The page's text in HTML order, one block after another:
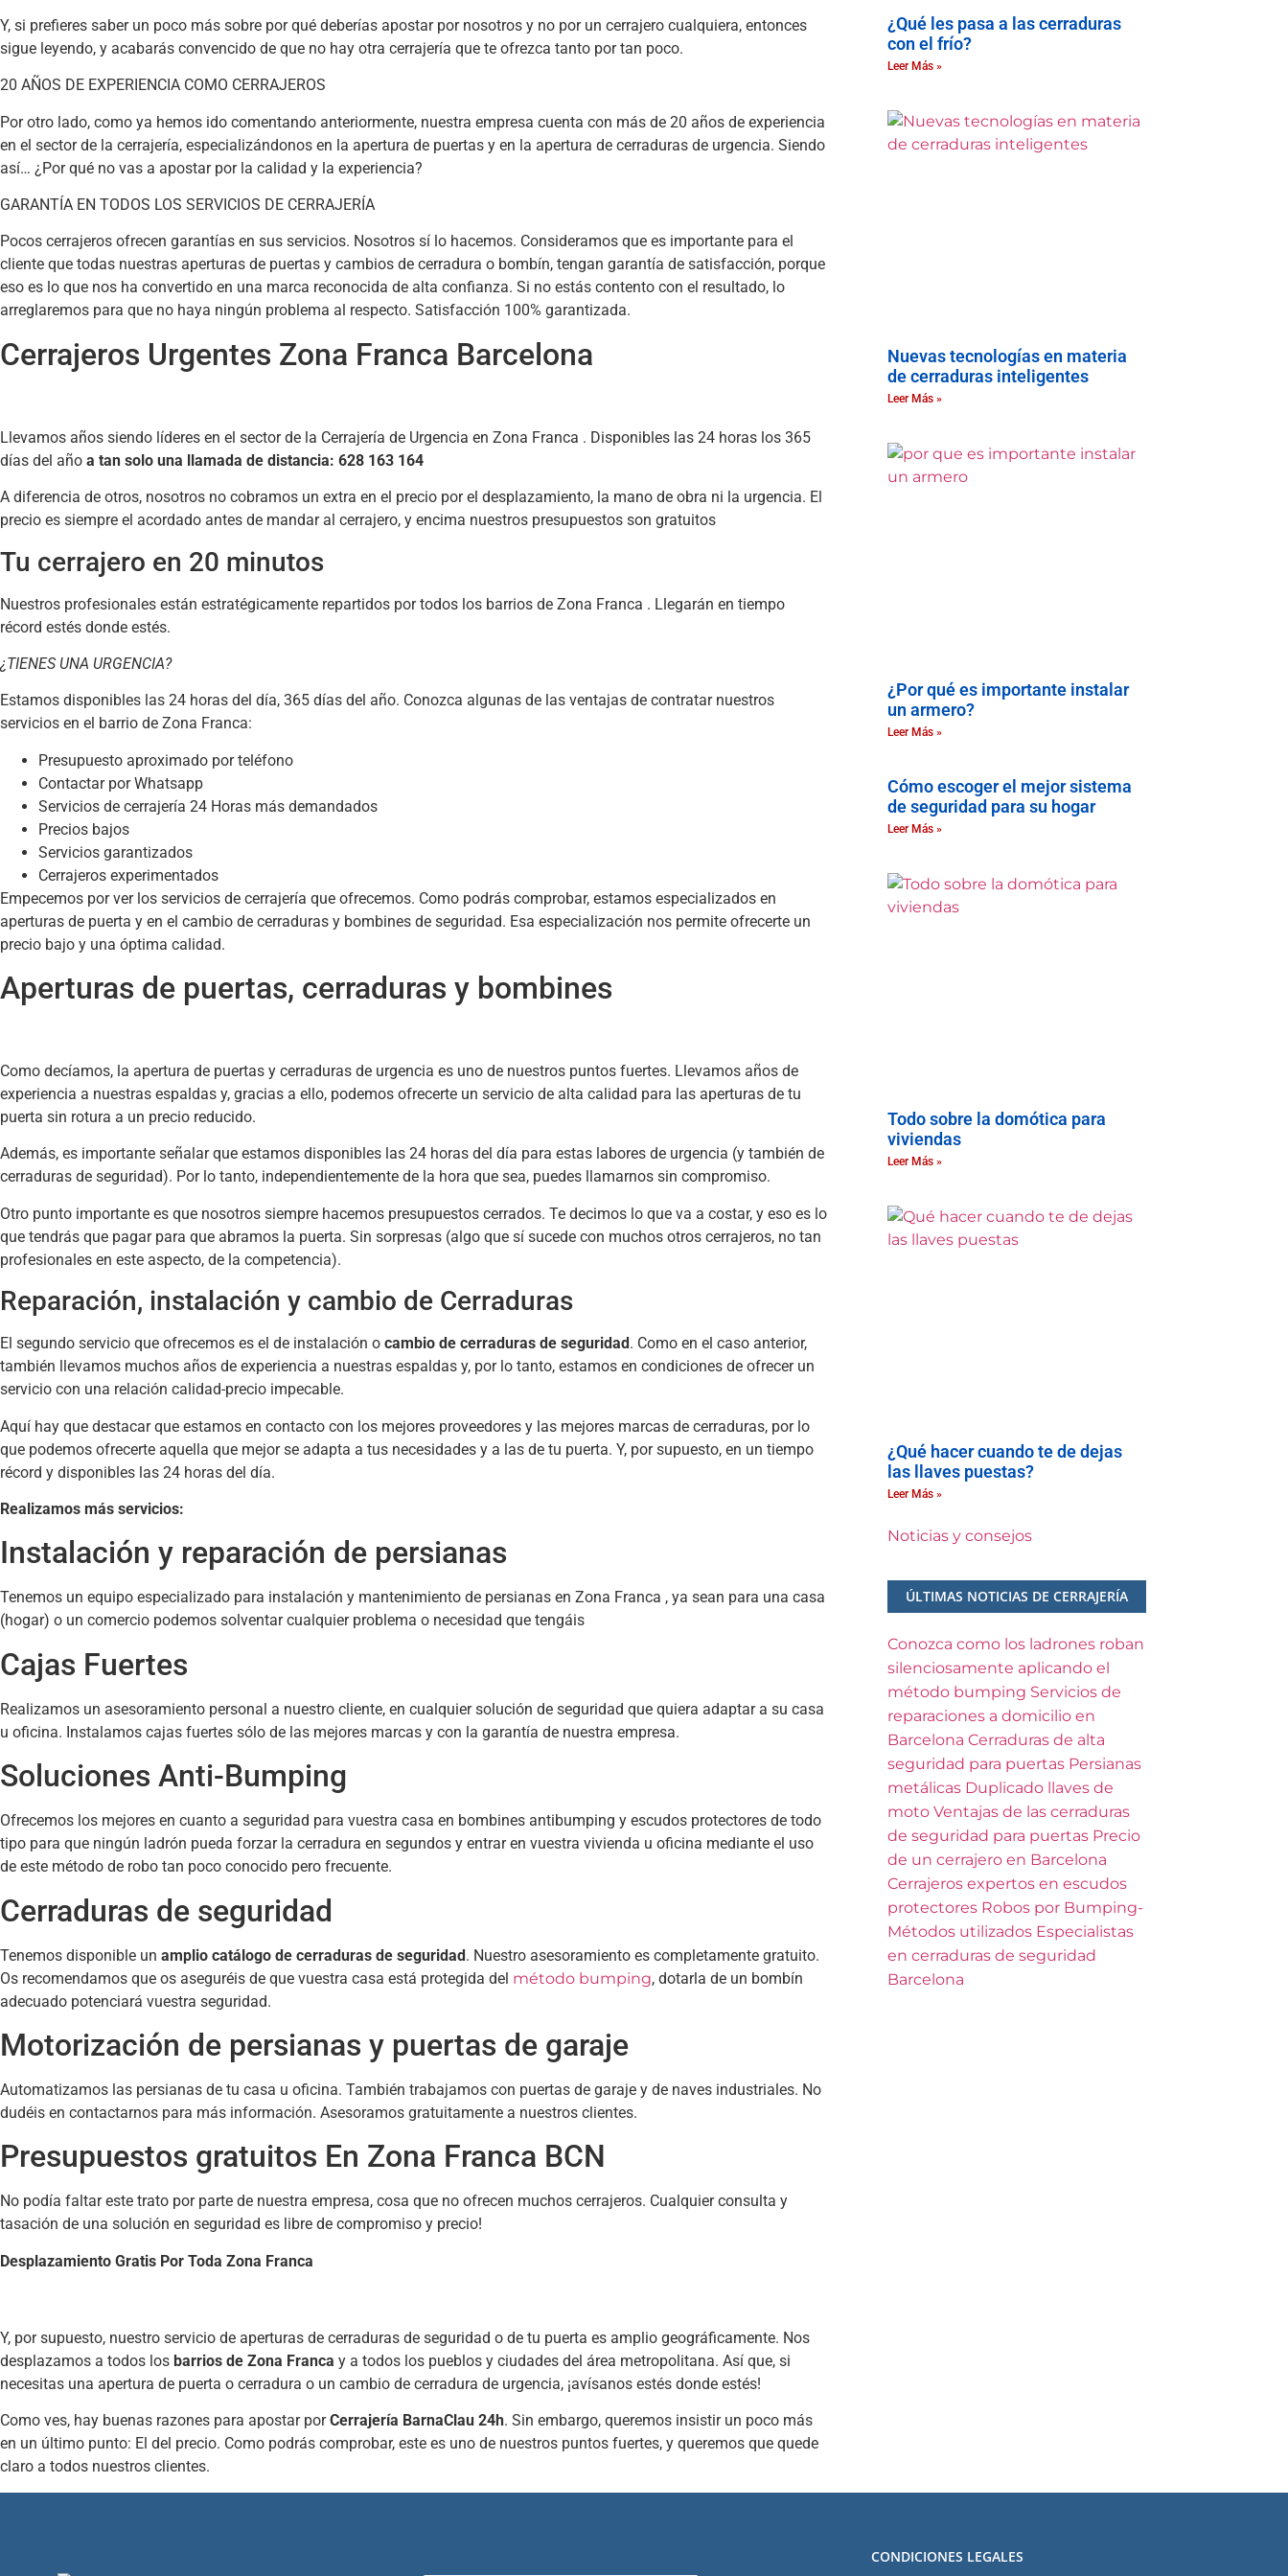
Y, si prefieres saber un poco más sobre por qué deberías apostar por nosotros y no por un cerrajero cualquiera, entonces
sigue leyendo, y acabarás convencido de que no hay otra cerrajería que te ofrezca tanto por tan poco.
20 AÑOS DE EXPERIENCIA COMO CERRAJEROS
Por otro lado, como ya hemos ido comentando anteriormente, nuestra empresa cuenta con más de 20 años de experiencia
en el sector de la cerrajería, especializándonos en la apertura de puertas y en la apertura de cerraduras de urgencia. Siendo
así… ¿Por qué no vas a apostar por la calidad y la experiencia?
GARANTÍA EN TODOS LOS SERVICIOS DE CERRAJERÍA
Pocos cerrajeros ofrecen garantías en sus servicios. Nosotros sí lo hacemos. Consideramos que es importante para el
cliente que todas nuestras aperturas de puertas y cambios de cerradura o bombín, tengan garantía de satisfacción, porque
eso es lo que nos ha convertido en una marca reconocida de alta confianza. Si no estás contento con el resultado, lo
arreglaremos para que no haya ningún problema al respecto. Satisfacción 100% garantizada.
Cerrajeros Urgentes Zona Franca Barcelona
Llevamos años siendo líderes en el sector de la Cerrajería de Urgencia en Zona Franca . Disponibles las 24 horas los 365
días del año a tan solo una llamada de distancia: 628 163 164
A diferencia de otros, nosotros no cobramos un extra en el precio por el desplazamiento, la mano de obra ni la urgencia. El
precio es siempre el acordado antes de mandar al cerrajero, y encima nuestros presupuestos son gratuitos
Tu cerrajero en 20 minutos
Nuestros profesionales están estratégicamente repartidos por todos los barrios de Zona Franca . Llegarán en tiempo
récord estés donde estés.
¿TIENES UNA URGENCIA?
Estamos disponibles las 24 horas del día, 365 días del año. Conozca algunas de las ventajas de contratar nuestros
servicios en el barrio de Zona Franca:
Presupuesto aproximado por teléfono
Contactar por Whatsapp
Servicios de cerrajería 24 Horas más demandados
Precios bajos
Servicios garantizados
Cerrajeros experimentados
Empecemos por ver los servicios de cerrajería que ofrecemos. Como podrás comprobar, estamos especializados en
aperturas de puerta y en el cambio de cerraduras y bombines de seguridad. Esa especialización nos permite ofrecerte un
precio bajo y una óptima calidad.
Aperturas de puertas, cerraduras y bombines
Como decíamos, la apertura de puertas y cerraduras de urgencia es uno de nuestros puntos fuertes. Llevamos años de
experiencia a nuestras espaldas y, gracias a ello, podemos ofrecerte un servicio de alta calidad para las aperturas de tu
puerta sin rotura a un precio reducido.
Además, es importante señalar que estamos disponibles las 24 horas del día para estas labores de urgencia (y también de
cerraduras de seguridad). Por lo tanto, independientemente de la hora que sea, puedes llamarnos sin compromiso.
Otro punto importante es que nosotros siempre hacemos presupuestos cerrados. Te decimos lo que va a costar, y eso es lo
que tendrás que pagar para que abramos la puerta. Sin sorpresas (algo que sí sucede con muchos otros cerrajeros, no tan
profesionales en este aspecto, de la competencia).
Reparación, instalación y cambio de Cerraduras
El segundo servicio que ofrecemos es el de instalación o cambio de cerraduras de seguridad . Como en el caso anterior,
también llevamos muchos años de experiencia a nuestras espaldas y, por lo tanto, estamos en condiciones de ofrecer un
servicio con una relación calidad-precio impecable.
Aquí hay que destacar que estamos en contacto con los mejores proveedores y las mejores marcas de cerraduras, por lo
que podemos ofrecerte aquella que mejor se adapta a tus necesidades y a las de tu puerta. Y, por supuesto, en un tiempo
récord y disponibles las 24 horas del día.
Realizamos más servicios:
Instalación y reparación de persianas
Tenemos un equipo especializado para instalación y mantenimiento de persianas en Zona Franca , ya sean para una casa
(hogar) o un comercio podemos solventar cualquier problema o necesidad que tengáis
Cajas Fuertes
Realizamos un asesoramiento personal a nuestro cliente, en cualquier solución de seguridad que quiera adaptar a su casa
u oficina. Instalamos cajas fuertes sólo de las mejores marcas y con la garantía de nuestra empresa.
Soluciones Anti-Bumping
Ofrecemos los mejores en cuanto a seguridad para vuestra casa en bombines antibumping y escudos protectores de todo
tipo para que ningún ladrón pueda forzar la cerradura en segundos y entrar en vuestra vivienda u oficina mediante el uso
de este método de robo tan poco conocido pero frecuente.
Cerraduras de seguridad
Tenemos disponible un amplio catálogo de cerraduras de seguridad. Nuestro asesoramiento es completamente gratuito.
Os recomendamos que os aseguréis de que vuestra casa está protegida del método bumping, dotarla de un bombín
adecuado potenciará vuestra seguridad.
Motorización de persianas y puertas de garaje
Automatizamos las persianas de tu casa u oficina. También trabajamos con puertas de garaje y de naves industriales. No
dudéis en contactarnos para más información. Asesoramos gratuitamente a nuestros clientes.
Presupuestos gratuitos En Zona Franca BCN
No podía faltar este trato por parte de nuestra empresa, cosa que no ofrecen muchos cerrajeros. Cualquier consulta y
tasación de una solución en seguridad es libre de compromiso y precio!
Desplazamiento Gratis Por Toda Zona Franca
Y, por supuesto, nuestro servicio de aperturas de cerraduras de seguridad o de tu puerta es amplio geográficamente. Nos
desplazamos a todos los barrios de Zona Franca y a todos los pueblos y ciudades del área metropolitana. Así que, si
necesitas una apertura de puerta o cerradura o un cambio de cerradura de urgencia, ¡avísanos estés donde estés!
Como ves, hay buenas razones para apostar porCerrajería BarnaClau 24h. Sin embargo, queremos insistir un poco más
en un último punto: El del precio. Como podrás comprobar, este es uno de nuestros puntos fuertes, y queremos que quede
claro a todos nuestros clientes.
¿Qué les pasa a las cerraduras
con el frío?
Leer Más »
Nuevas tecnologías en materia
de cerraduras inteligentes
Leer Más »
¿Por qué es importante instalar
un armero?
Leer Más »
Cómo escoger el mejor sistema
de seguridad para su hogar
Leer Más »
Todo sobre la domótica para
viviendas
Leer Más »
¿Qué hacer cuando te de dejas
las llaves puestas?
Leer Más »
Noticias y consejos
ÚLTIMAS NOTICIAS DE CERRAJERÍA
Conozca como los ladrones roban
silenciosamente aplicando el
método bumping Servicios de
reparaciones a domicilio en
Barcelona Cerraduras de alta
seguridad para puertas Persianas
metálicas Duplicado llaves de
moto Ventajas de las cerraduras
de seguridad para puertas Precio
de un cerrajero en Barcelona
Cerrajeros expertos en escudos
protectores Robos por Bumping-
Métodos utilizados Especialistas
en cerraduras de seguridad
Barcelona
CONDICIONES LEGALES